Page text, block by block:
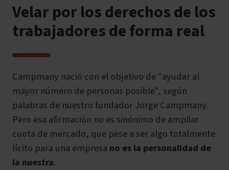
Velar por los derechos de los
trabajadores de forma real
Campmany nació con el objetivo de "ayudar al
mayor número de personas posible", según
palabras de nuestro fundador Jorge Campmany.
Pero esa afirmación no es sinónimo de ampliar
cuota de mercado, que pese a ser algo totalmente
lícito para una empresa no es la personalidad de
la nuestra.